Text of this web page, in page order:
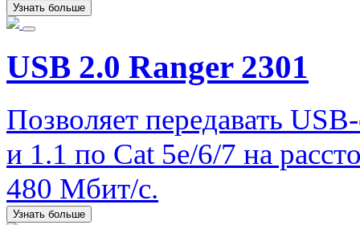
Узнать больше
USB 2.0 Ranger 2301
Позволяет передавать
и 1.1 по Cat 5e/6/7 на
480 Мбит/с.
Узнать больше